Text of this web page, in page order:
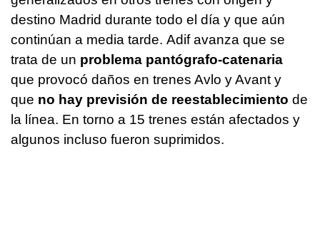
destino Madrid durante todo el día y que aún
continúan a media tarde. Adif avanza que se
trata de un problema pantógrafo-catenaria
que provocó daños en trenes Avlo y Avant y
que no hay previsión de reestablecimiento de
la línea. En torno a 15 trenes están afectados y
algunos incluso fueron suprimidos.